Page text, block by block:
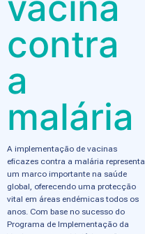
contra
a
malária
A implementação de vacinas
eficazes contra a malária representa
um marco importante na saúde
global, oferecendo uma protecção
vital em áreas endémicas todos os
anos. Com base no sucesso do
Programa de Implementação da